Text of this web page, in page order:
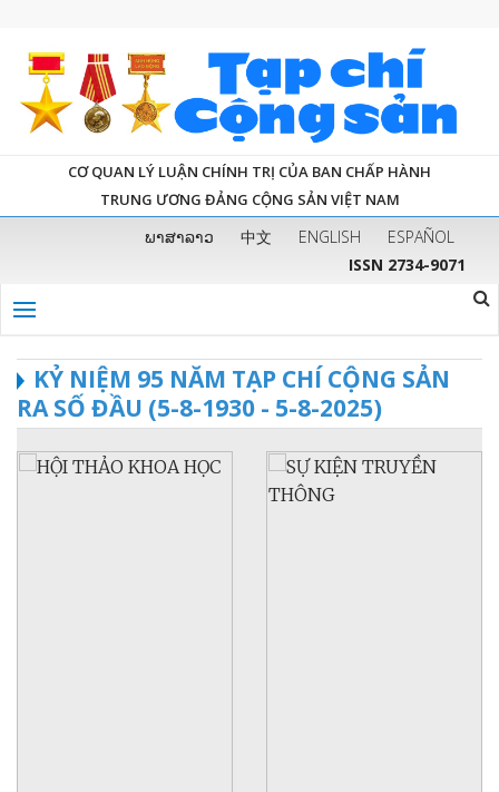
CƠ QUAN LÝ LUẬN CHÍNH TRỊ CỦA BAN CHẤP HÀNH
TRUNG ƯƠNG ĐẢNG CỘNG SẢN VIỆT NAM
ພາສາລາວ 中文 ENGLISH
ESPAÑOL
ISSN 2734-9071
KỶ NIỆM 95 NĂM TẠP CHÍ CỘNG SẢN
RA SỐ ĐẦU (5-8-1930 - 5-8-2025)